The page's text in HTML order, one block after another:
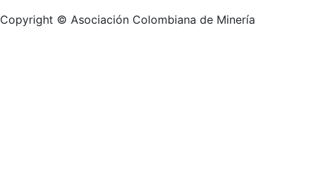
Copyright © Asociación Colombiana de Minería